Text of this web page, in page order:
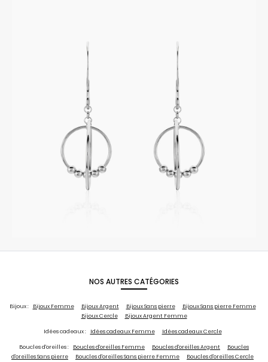
NOS AUTRES CATÉGORIES
Bijoux : Bijoux Femme Bijoux Argent Bijoux Sans pierre
Bijoux Sans pierre Femme
Bijoux Cercle
Bijoux Argent Femme
Idées cadeaux : Idées cadeaux Femme Idées cadeaux Cercle
Boucles d'oreilles : Boucles d'oreilles Femme Boucles d'oreilles Argent
Boucles
d'oreilles Sans pierre
Boucles d'oreilles Sans pierre Femme
Boucles d'oreilles Cercle